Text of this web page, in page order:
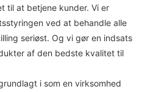
til at betjene kunder. Vi er
ved at behandle alle
seriøst. Og vi gør en indsats
af den bedste kvalitet til
i som en virksomhed